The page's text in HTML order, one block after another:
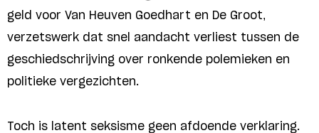
geld voor Van Heuven Goedhart en De Groot,
verzetswerk dat snel aandacht verliest tussen de
geschiedschrijving over ronkende polemieken en
politieke vergezichten.
Toch is latent seksisme geen afdoende verklaring.